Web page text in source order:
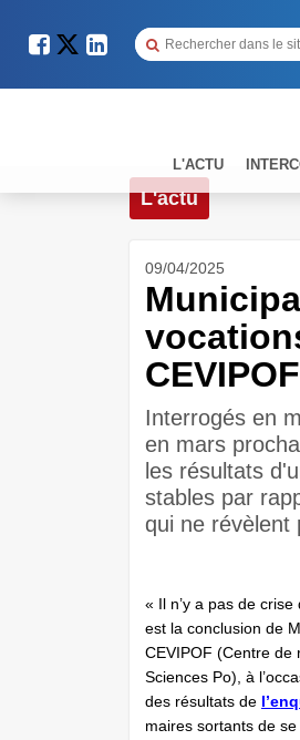
L'ACTU
L'actu
09/04/2025
CEVIPOF
Interrogés en
en mars
les résultats
stables par
qui ne révèlent
« Il n’y a pas de
est la conclusion de
CEVIPOF (Centre de
Sciences Po), à
des résultats de
maires sortants de